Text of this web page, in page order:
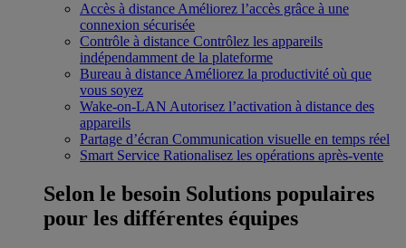
Accès à distance Améliorez l’accès grâce à une
connexion sécurisée
Contrôle à distance Contrôlez les appareils
indépendamment de la plateforme
Bureau à distance Améliorez la productivité où que
vous soyez
Wake-on-LAN Autorisez l’activation à distance des
appareils
Partage d’écran Communication visuelle en temps réel
Smart Service Rationalisez les opérations après-vente
Selon le besoin Solutions populaires
pour les différentes équipes